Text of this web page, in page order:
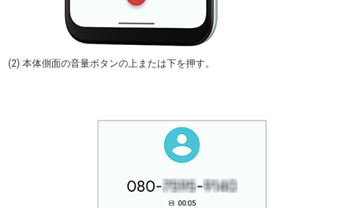
(2) 本体側面の音量ボタンの上または下を押す。